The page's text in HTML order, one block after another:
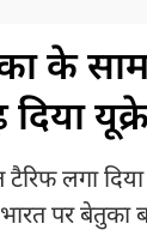
के
टैरिफ लगा
भारत पर